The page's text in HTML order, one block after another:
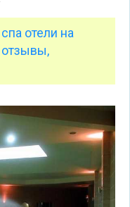
отели на
отзывы,